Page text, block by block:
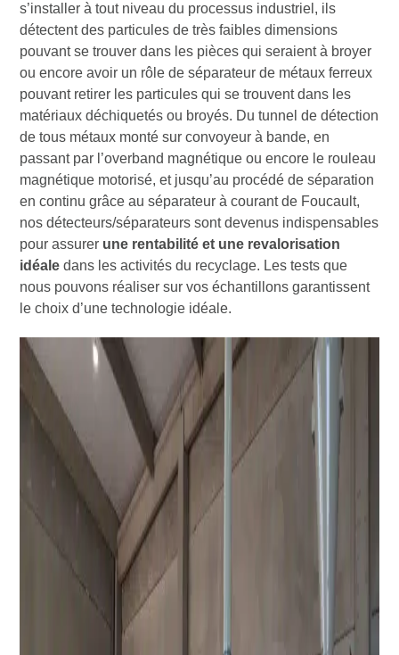
s’installer à tout niveau du processus industriel, ils
détectent des particules de très faibles dimensions
pouvant se trouver dans les pièces qui seraient à broyer
ou encore avoir un rôle de séparateur de métaux ferreux
pouvant retirer les particules qui se trouvent dans les
matériaux déchiquetés ou broyés. Du tunnel de détection
de tous métaux monté sur convoyeur à bande, en
passant par l’overband magnétique ou encore le rouleau
magnétique motorisé, et jusqu’au procédé de séparation
en continu grâce au séparateur à courant de Foucault,
nos détecteurs/séparateurs sont devenus indispensables
pour assurer une rentabilité et une revalorisation
idéale dans les activités du recyclage. Les tests que
nous pouvons réaliser sur vos échantillons garantissent
le choix d’une technologie idéale.